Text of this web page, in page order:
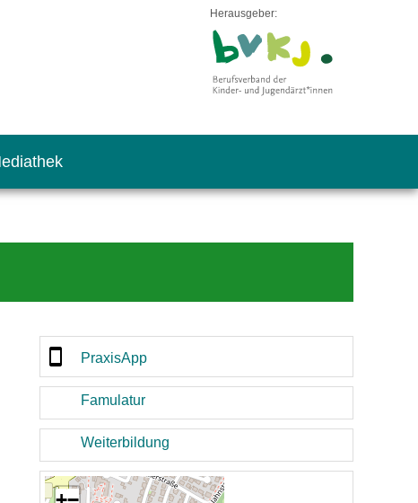
Herausgeber:
PraxisApp
Famulatur
Weiterbildung